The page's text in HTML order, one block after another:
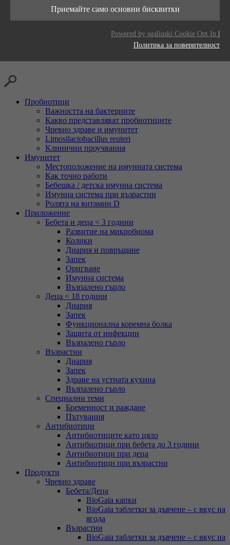
Пробиотици
Важността на бактериите
Какво представляват пробиотиците
Чревно здраве и имунитет
Limosilactobacillus reuteri
Клинични проучвания
Имунитет
Местоположение на имунната система
Как точно работи
Бебешка / детска имунна система
Имунна система при възрастни
Ролята на витамин D
Приложение
Бебета и деца < 3 години
Развитие на микробиома
Колики
Диария и повръщане
Запек
Оригване
Имунна система
Възпалено гърло
Деца < 18 години
Диария
Запек
Функционална коремна болка
Защита от инфекции
Възпалено гърло
Възрастни
Диария
Запек
Здраве на устната кухина
Възпалено гърло
Специални теми
Бременност и раждане
Пътувания
Антибиотици
Антибиотиците като цяло
Антибиотици при бебета до 3 години
Антибиотици при деца
Антибиотици при възрастни
Продукти
Чревно здраве
Бебета/Деца
BioGaia капки
BioGaia таблетки за дъвчене – с вкус на
ягода
Възрастни
BioGaia таблетки за дъвчене – с вкус на
Приемайте само основни бисквитки
Powered by sgalinski Cookie Opt In
Политика за поверителност